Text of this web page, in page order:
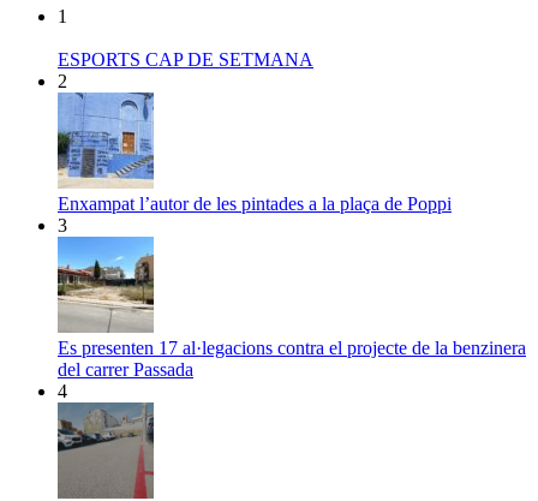
1
ESPORTS CAP DE SETMANA
2
Enxampat l’autor de les pintades a la plaça de Poppi
3
Es presenten 17 al·legacions contra el projecte de la benzinera
del carrer Passada
4